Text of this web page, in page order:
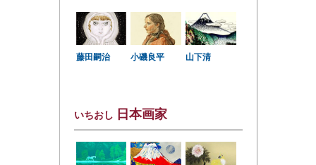
藤田嗣治 小磯良平 山下清
いちおし 日本画家